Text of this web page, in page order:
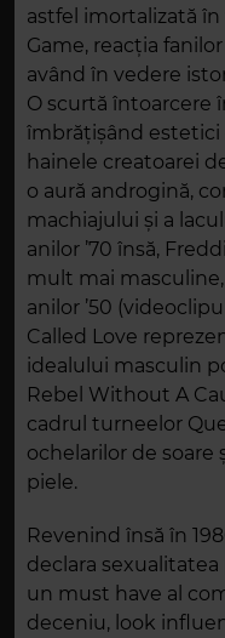
astfel imortalizată
Game, reacția
având în vedere
O scurtă întoarcere
îmbrățișând
hainele creatoarei
o aură androgină,
machiajului și a
anilor ’70 însă,
mult mai
anilor ’50
Called Love
idealului masculin
Rebel Without A
cadrul turneelor
ochelarilor de
piele.
Revenind însă în
declara
un must have al
deceniu, look